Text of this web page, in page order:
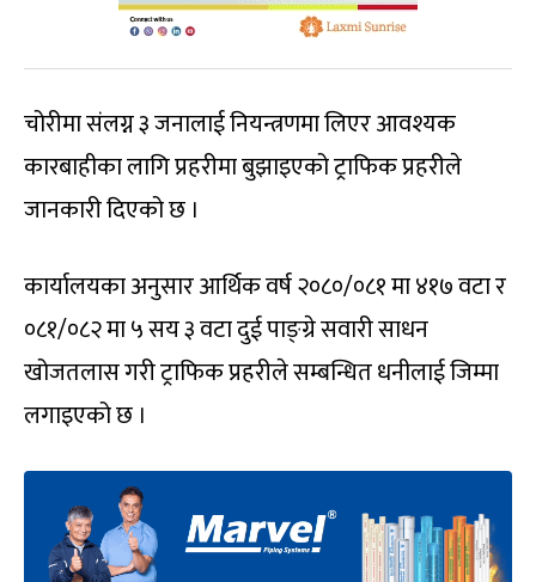
चोरीमा संलग्न ३ जनालाई नियन्त्रणमा लिएर आवश्यक
कारबाहीका लागि प्रहरीमा बुझाइएको ट्राफिक प्रहरीले
जानकारी दिएको छ ।
कार्यालयका अनुसार आर्थिक वर्ष २०८०/०८१ मा ४१७ वटा र
०८१/०८२ मा ५ सय ३ वटा दुई पाङ्ग्रे सवारी साधन
खोजतलास गरी ट्राफिक प्रहरीले सम्बन्धित धनीलाई जिम्मा
लगाइएको छ ।